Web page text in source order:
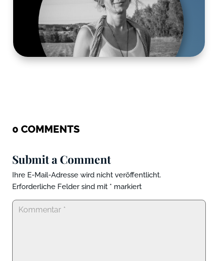
0 COMMENTS
Submit a Comment
Ihre E-Mail-Adresse wird nicht veröffentlicht.
Erforderliche Felder sind mit * markiert